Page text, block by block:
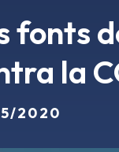
fonts
la
2020